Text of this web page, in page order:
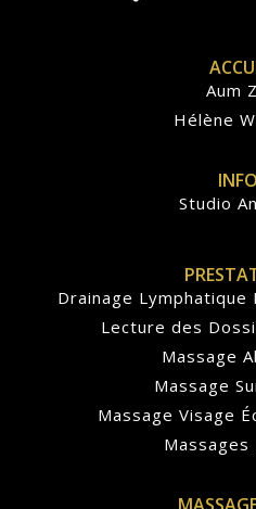
Aum
Hélène
Studio
Drainage
Lecture des
Massage
Massage
Massage Visage
Massages